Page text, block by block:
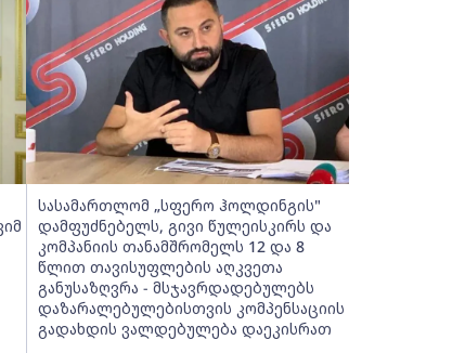
სასამართლომ „სფერო ჰოლდინგის"
დამფუძნებელს, გივი წულეისკირს და
კომპანიის თანამშრომელს 12 და 8
წლით თავისუფლების აღკვეთა
განუსაზღვრა - მსჯავრდადებულებს
დაზარალებულებისთვის კომპენსაციის
გადახდის ვალდებულება დაეკისრათ